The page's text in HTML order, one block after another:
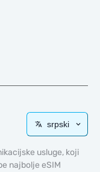
srpski
usluge, koji
najbolje eSIM